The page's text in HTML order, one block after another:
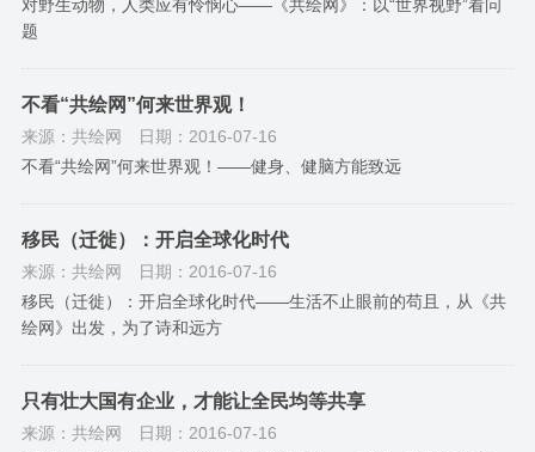
对野生动物，人类应有怜悯心——《共绘网》：以“世界视野”看问
题
不看“共绘网”何来世界观！
来源：共绘网
日期：2016-07-16
不看“共绘网”何来世界观！——健身、健脑方能致远
移民（迁徙）：开启全球化时代
来源：共绘网
日期：2016-07-16
移民（迁徙）：开启全球化时代——生活不止眼前的苟且，从《共
绘网》出发，为了诗和远方
只有壮大国有企业，才能让全民均等共享
来源：共绘网
日期：2016-07-16